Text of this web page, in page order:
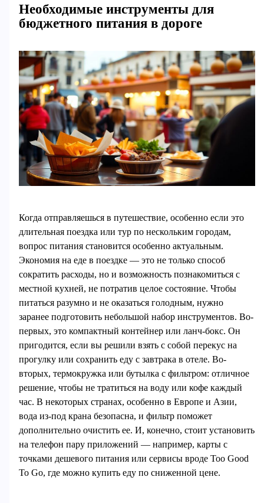
Необходимые инструменты для
бюджетного питания в дороге
Когда отправляешься в путешествие, особенно если это
длительная поездка или тур по нескольким городам,
вопрос питания становится особенно актуальным.
Экономия на еде в поездке — это не только способ
сократить расходы, но и возможность познакомиться с
местной кухней, не потратив целое состояние. Чтобы
питаться разумно и не оказаться голодным, нужно
заранее подготовить небольшой набор инструментов. Во-
первых, это компактный контейнер или ланч-бокс. Он
пригодится, если вы решили взять с собой перекус на
прогулку или сохранить еду с завтрака в отеле. Во-
вторых, термокружка или бутылка с фильтром: отличное
решение, чтобы не тратиться на воду или кофе каждый
час. В некоторых странах, особенно в Европе и Азии,
вода из-под крана безопасна, и фильтр поможет
дополнительно очистить ее. И, конечно, стоит установить
на телефон пару приложений — например, карты с
точками дешевого питания или сервисы вроде Too Good
To Go, где можно купить еду по сниженной цене.